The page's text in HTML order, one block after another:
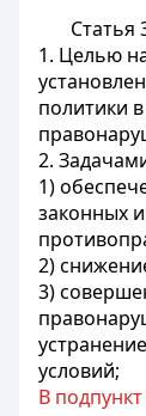
Статья
1. Целью
политики
2.
1)
законных
2)
3)
условий;
В